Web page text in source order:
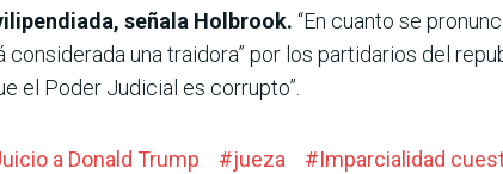
señala Holbrook. “En cuanto se
una traidora” por los partidarios del
el Poder Judicial es corrupto”.
a Donald Trump #jueza #Imparcialidad